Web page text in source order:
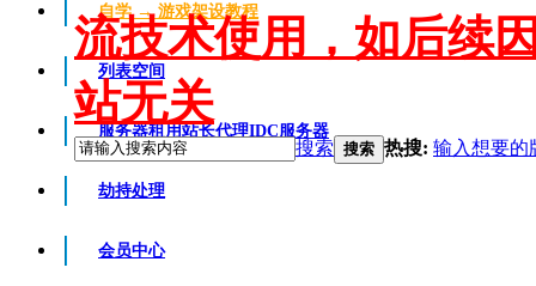
自学 → 游戏架设教程
列表空间
服务器租用站长代理IDC服务器
劫持处理
会员中心
流技术使用，如后续
站无关
搜索 搜索 热搜: 输入想要的